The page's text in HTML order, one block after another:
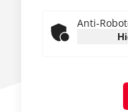
Anti-